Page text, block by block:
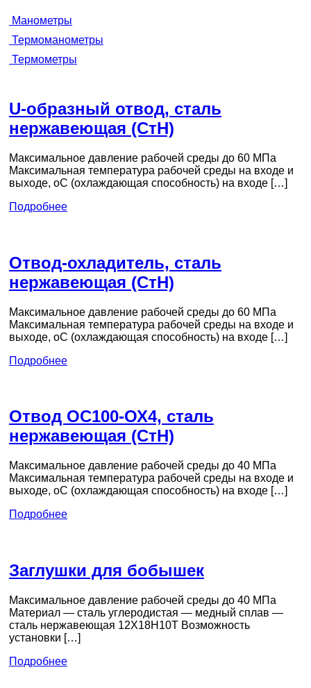
Манометры
Термоманометры
Термометры
U-образный отвод, сталь
нержавеющая (СтН)
Максимальное давление рабочей среды до 60 МПа
Максимальная температура рабочей среды на входе и
выходе, оС (охлаждающая способность) на входе […]
Подробнее
Отвод-охладитель, сталь
нержавеющая (СтН)
Максимальное давление рабочей среды до 60 МПа
Максимальная температура рабочей среды на входе и
выходе, оС (охлаждающая способность) на входе […]
Подробнее
Отвод ОС100-ОХ4, сталь
нержавеющая (СтН)
Максимальное давление рабочей среды до 40 МПа
Максимальная температура рабочей среды на входе и
выходе, оС (охлаждающая способность) на входе […]
Подробнее
Заглушки для бобышек
Максимальное давление рабочей среды до 40 МПа
Материал — сталь углеродистая — медный сплав —
сталь нержавеющая 12Х18Н10Т Возможность
установки […]
Подробнее